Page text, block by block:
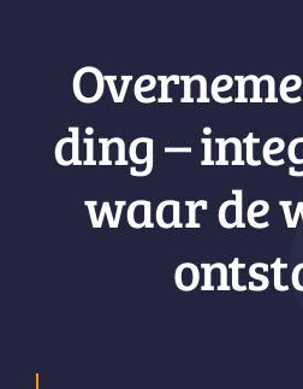
ding –
waar de